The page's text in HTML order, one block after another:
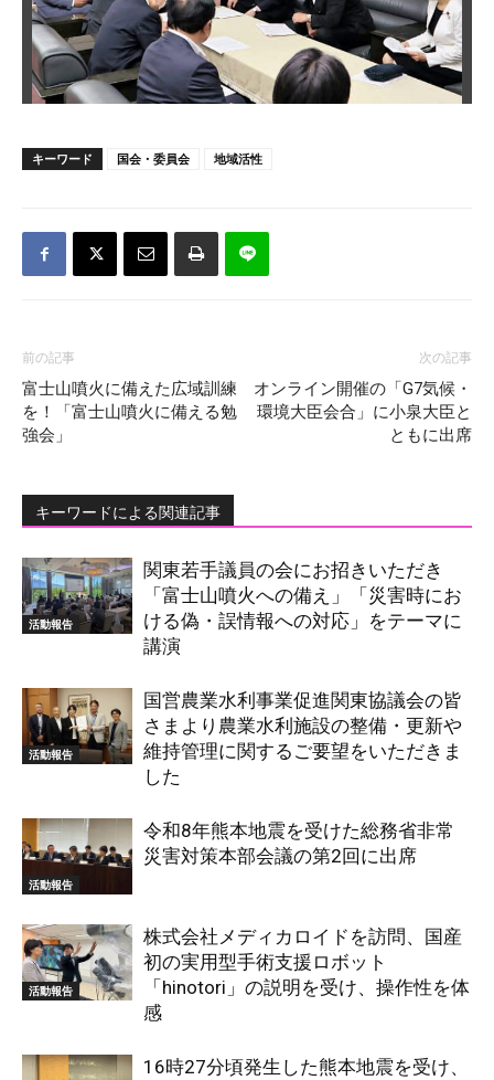
キーワード 国会・委員会 地域活性
前の記事
富士山噴火に備えた広域訓練
を！「富士山噴火に備える勉
強会」
次の記事
オンライン開催の「G7気候・
環境大臣会合」に小泉大臣と
ともに出席
キーワードによる関連記事
活動報告
関東若手議員の会にお招きいただき
「富士山噴火への備え」「災害時にお
ける偽・誤情報への対応」をテーマに
講演
活動報告
国営農業水利事業促進関東協議会の皆
さまより農業水利施設の整備・更新や
維持管理に関するご要望をいただきま
した
活動報告
令和8年熊本地震を受けた総務省非常
災害対策本部会議の第2回に出席
活動報告
株式会社メディカロイドを訪問、国産
初の実用型手術支援ロボット
「hinotori」の説明を受け、操作性を体
感
16時27分頃発生した熊本地震を受け、